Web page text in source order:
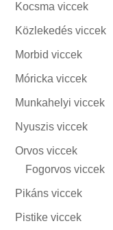
Kocsma viccek
Közlekedés viccek
Morbid viccek
Móricka viccek
Munkahelyi viccek
Nyuszis viccek
Orvos viccek
Fogorvos viccek
Pikáns viccek
Pistike viccek